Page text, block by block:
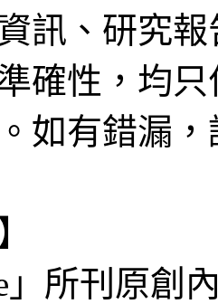
訊、研究
確性，均
如有錯漏
」所刊原創